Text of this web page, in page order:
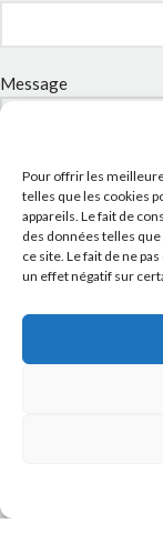
Pour offrir les
telles que les cookies
appareils. Le fait de
des données telles
ce site. Le fait de ne
un effet négatif sur
Message